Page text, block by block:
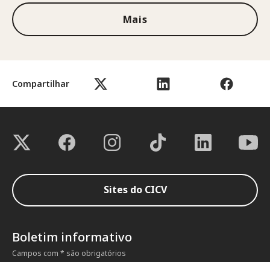
Compartilhar
Mais
Sites do CICV
Boletim informativo
Campos com * são obrigatórios